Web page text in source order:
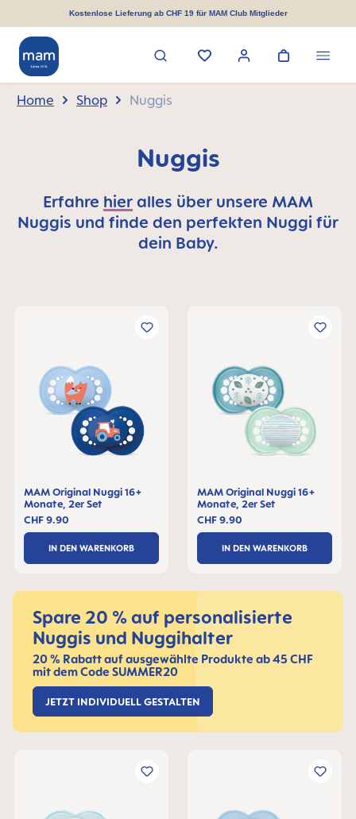
springenKostenlose Lieferung ab CHF 19 für MAM Club Mitglieder
Home Shop Nuggis
Nuggis
Erfahre hier alles über unsere MAM
Nuggis und finde den perfekten Nuggi für
dein Baby.
Spare 20 % auf personalisierte
Nuggis und Nuggihalter
20 % Rabatt auf ausgewählte Produkte ab 45 CHF
mit dem Code SUMMER20
JETZT INDIVIDUELL GESTALTEN
MAM Original Nuggi 16+
Monate, 2er Set
CHF 9.90
IN DEN WARENKORB
MAM Original Nuggi 16+
Monate, 2er Set
CHF 9.90
IN DEN WARENKORB